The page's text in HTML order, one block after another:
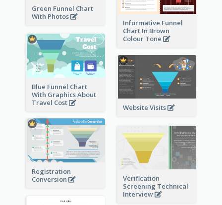
Green Funnel Chart
With Photos
Informative Funnel
Chart In Brown
Colour Tone
Blue Funnel Chart
With Graphics About
Travel Cost
Website Visits
Registration
Conversion
Verification
Screening Technical
Interview